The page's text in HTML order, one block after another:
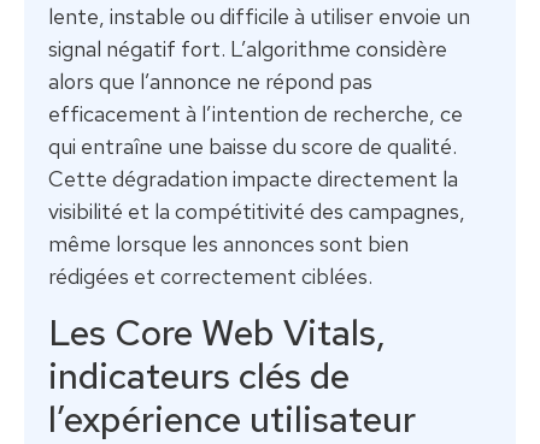
lente, instable ou difficile à utiliser envoie un
signal négatif fort. L’algorithme considère
alors que l’annonce ne répond pas
efficacement à l’intention de recherche, ce
qui entraîne une baisse du score de qualité.
Cette dégradation impacte directement la
visibilité et la compétitivité des campagnes,
même lorsque les annonces sont bien
rédigées et correctement ciblées.
Les Core Web Vitals,
indicateurs clés de
l’expérience utilisateur